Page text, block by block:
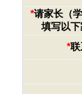
*请家长（
填写以下
*联